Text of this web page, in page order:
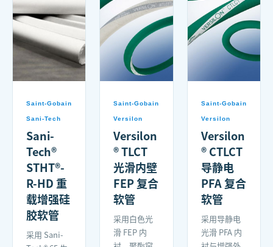
Saint-Gobain
Sani-Tech
Sani-
Tech®
STHT®-
R-HD 重
载增强硅
胶软管
采用 Sani-
Saint-Gobain
Versilon
Versilon
® TLCT
光滑内壁
FEP 复合
软管
采用白色光
滑 FEP 内
Saint-Gobain
Versilon
Versilon
® CTLCT
导静电
PFA 复合
软管
采用导静电
光滑 PFA 内